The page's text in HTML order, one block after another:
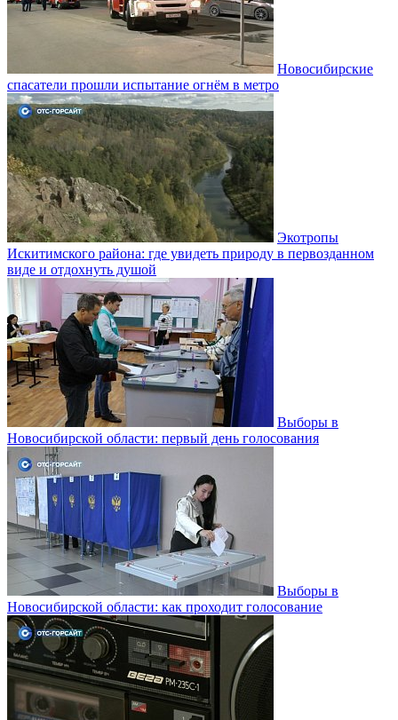
Новосибирские
спасатели прошли испытание огнём в метро
Экотропы
Искитимского района: где увидеть природу в первозданном
виде и отдохнуть душой
Выборы в
Новосибирской области: первый день голосования
Выборы в
Новосибирской области: как проходит голосование